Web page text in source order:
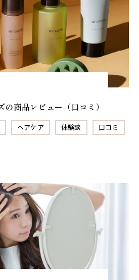
商品レビュー（口コミ）
ヘアケア 体験談 口コミ